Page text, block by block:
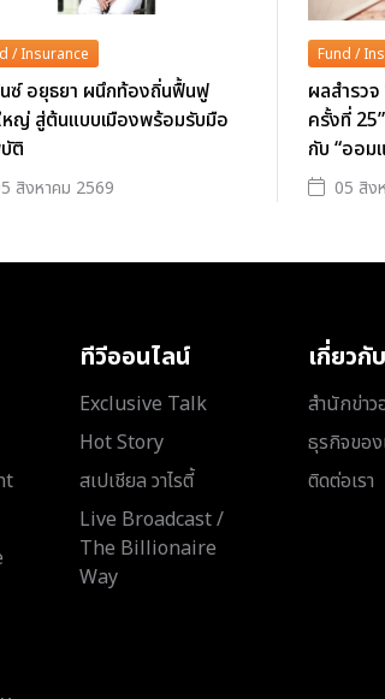
/ Insurance
ซ์ อยุธยา ผนึกท้องถิ่นฟื้นฟู
หญ่ สู่ต้นแบบเมืองพร้อมรับมือ
ติ
สิงหาคม 2569
Fund /
ผลสำรว
ครั้งที่
กับ “ออม
05 สิง
ทีวีออนไลน์
Exclusive Talk
Hot Story
สเปเชียล วาไรตี้
Live Broadcast /
The Billionaire
Way
เกี่ยวกั
สำนักข่า
ธุรกิจของ
ติดต่อเรา